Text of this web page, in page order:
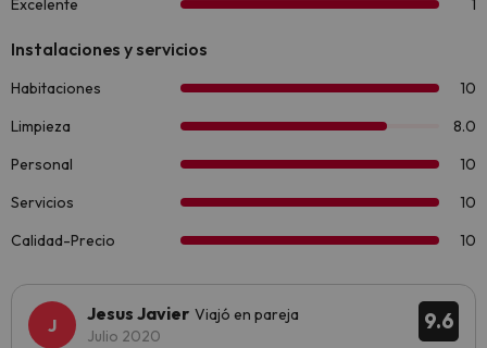
9.6
Jesus Javier Viajó en pareja
Julio 2020